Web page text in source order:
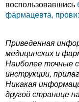
воспользовавшись
фармацевта,
Приведенная
медицинских и
Наиболее точные
инструкции,
Никакая
другой странице